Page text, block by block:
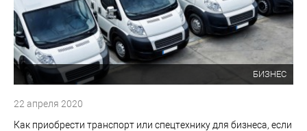
БИЗНЕС
22 апреля 2020
Как приобрести транспорт или спецтехнику для бизнеса, если